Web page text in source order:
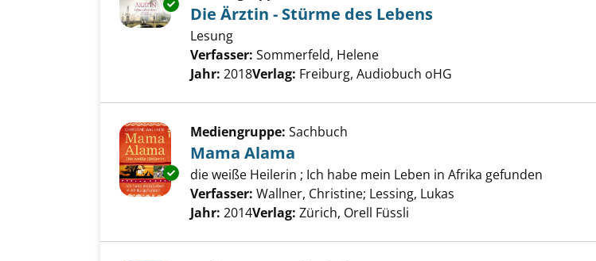
Exemplar-Details von Die Ärztin - Stürme des Lebens anzeigen
Die Ärztin - Stürme des Lebens
Lesung
Verfasser: Sommerfeld, Helene
Jahr: 2018Verlag: Freiburg, Audiobuch oHG
Exemplar-Details von Mama Alama anzeigen
Mediengruppe: Sachbuch
Mama Alama
die weiße Heilerin ; Ich habe mein Leben in Afrika gefunden
Verfasser: Wallner, Christine; Lessing, Lukas
Jahr: 2014Verlag: Zürich, Orell Füssli